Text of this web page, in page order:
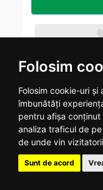
Folosim
Folosim cookie-uri
îmbunătăți
pentru afișa
analiza traficul de
de unde vin
Sunt de acord